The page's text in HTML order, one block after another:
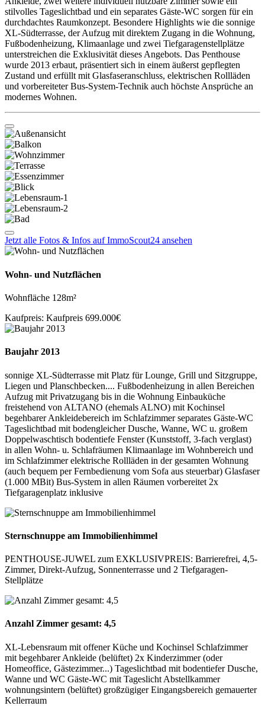
stilvolles Tageslichtbad und ein separates Gäste-WC sorgen für ein
durchdachtes Raumkonzept. Besondere Highlights wie die sonnige
XL-Südterrasse, der Aufzug mit direktem Zugang in die Wohnung,
Fußbodenheizung, Klimaanlage und zwei Tiefgaragenstellplätze
unterstreichen die Exklusivität dieses Angebots. Das Penthouse
wurde 2013 erbaut, präsentiert sich in einem äußerst gepflegten
Zustand und erfüllt mit Glasfaseranschluss, elektrischen Rollläden
und vorbereiteter Bus-System-Technik auch höchste Ansprüche an
modernes Wohnen.
Jetzt alle Fotos & Infos auf ImmoScout24 ansehen
Wohn- und Nutzflächen
Wohnfläche 128m²
Kaufpreis: Kaufpreis 699.000€
Baujahr 2013
sonnige XL-Südterrasse mit Platz für Lounge, Grill und Sitzgruppe,
Liegen und Planschbecken.... Fußbodenheizung in allen Bereichen
Aufzug mit Privatzugang bis in die Wohnung Einbauküche
freistehend von ALTANO (ehemals ALNO) mit Kochinsel
begehbarer Ankleidebereich im Schlafzimmer separates Gäste-WC
Tageslichtbad mit bodengleicher Dusche, Wanne, WC u. großem
Doppelwaschtisch bodentiefe Fenster (Kunststoff, 3-fach verglast)
in allen Wohn- u. Schlafräumen Klimaanlage im Wohnbereich und
im Schlafzimmer elektrische Rollläden in der gesamten Wohnung
(auch bequem per Fernbedienung vom Sofa aus steuerbar) Glasfaser
(1.000 MBit) Bus-System in allen Räumen vorbereitet 2x
Tiefgaragenplatz inklusive
Sternschnuppe am Immobilienhimmel
PENTHOUSE-JUWEL zum EXKLUSIVPREIS: Barrierefrei, 4,5-
Zimmer, Direkt-Aufzug, Sonnenterrasse und 2 Tiefgaragen-
Stellplätze
Anzahl Zimmer gesamt: 4,5
XL-Lebensraum mit offener Küche und Kochinsel Schlafzimmer
mit begehbarer Ankleide (belüftet) 2x Kinderzimmer (oder
Homeoffice, Gästezimmer...) Tageslichtbad mit bodentiefer Dusche,
Wanne und WC Gäste-WC mit Tageslicht Abstellkammer
wohnungsintern (belüftet) großzügiger Eingangsbereich gemauerter
Kellerraum